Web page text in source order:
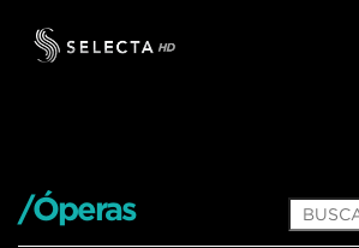
/Óperas